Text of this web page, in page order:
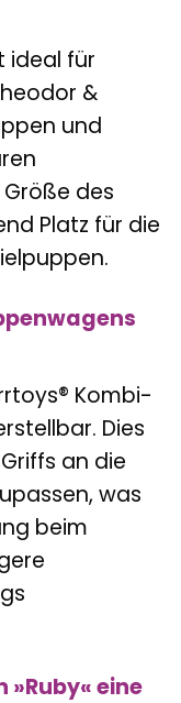
ideal für
&
und
des
Platz für die
Kombi-
Dies
an die
was
beim
eine